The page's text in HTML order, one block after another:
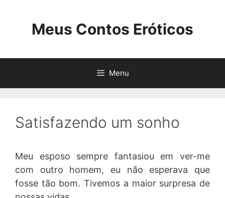
Meus Contos Eróticos
Menu
Satisfazendo um sonho
Meu esposo sempre fantasiou em ver-me
com outro homem, eu não esperava que
fosse tão bom. Tivemos a maior surpresa de